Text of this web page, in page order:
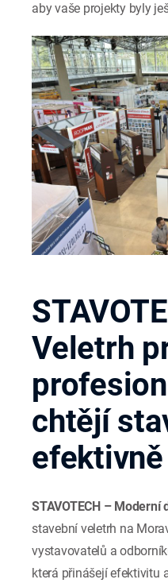
aby vaše projekty byly
Veletrh
chtějí
STAVOTECH – Moderní
stavební veletrh na
vystavovatelů a
která přinášejí efektivitu